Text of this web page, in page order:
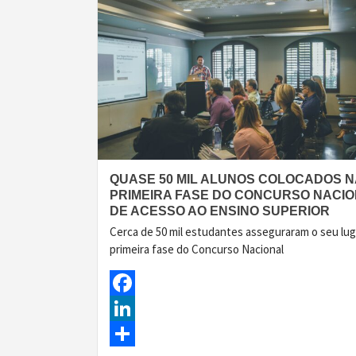
QUASE 50 MIL ALUNOS COLOCADOS
PRIMEIRA FASE DO CONCURSO
DE ACESSO AO ENSINO SUPERIOR
Cerca de 50 mil estudantes asseguraram o seu
primeira fase do Concurso Nacional
Facebook
LinkedIn